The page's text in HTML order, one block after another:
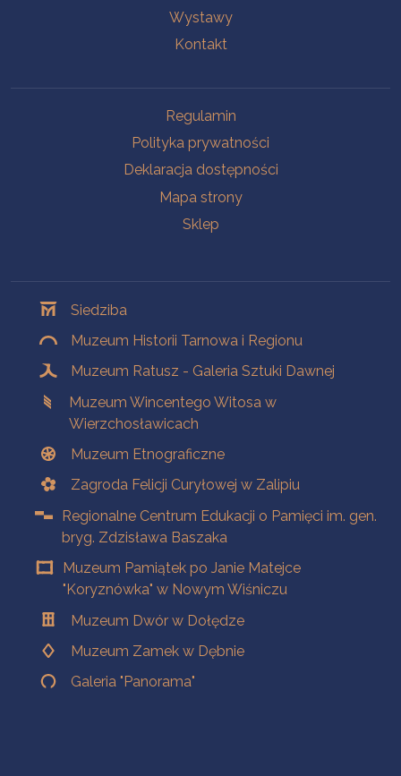
Wystawy
Kontakt
Regulamin
Polityka prywatności
Deklaracja dostępności
Mapa strony
Sklep
Siedziba
Muzeum Historii Tarnowa i Regionu
Muzeum Ratusz - Galeria Sztuki Dawnej
Muzeum Wincentego Witosa w
Wierzchosławicach
Muzeum Etnograficzne
Zagroda Felicji Curyłowej w Zalipiu
Regionalne Centrum Edukacji o Pamięci im. gen.
bryg. Zdzisława Baszaka
Muzeum Pamiątek po Janie Matejce
"Koryznówka" w Nowym Wiśniczu
Muzeum Dwór w Dołędze
Muzeum Zamek w Dębnie
Galeria "Panorama"